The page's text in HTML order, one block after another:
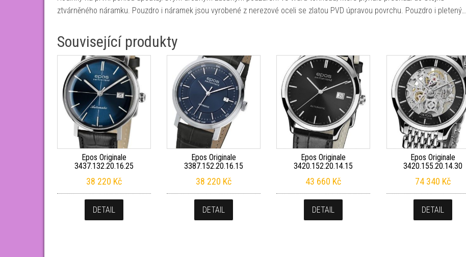
ztvárněného náramku. Pouzdro i náramek jsou vyrobené z nerezové oceli se zlatou PVD úpravou povrchu. Pouzdro i pletený…
Související produkty
Epos Originale
3437.132.20.16.25
38 220 Kč
DETAIL
Epos Originale
3387.152.20.16.15
38 220 Kč
DETAIL
Epos Originale
3420.152.20.14.15
43 660 Kč
DETAIL
Epos Originale
3420.155.20.14.30
74 340 Kč
DETAIL